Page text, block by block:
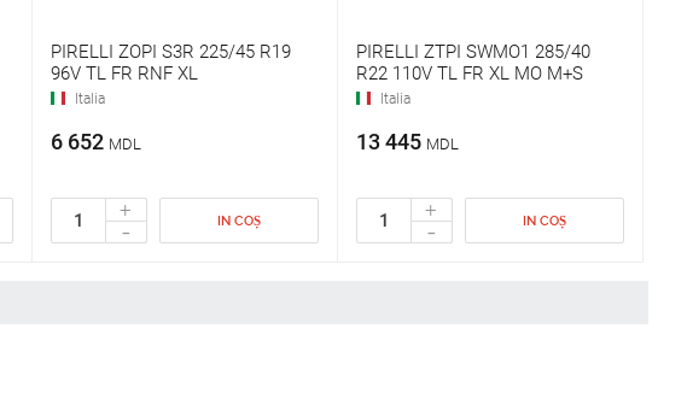
PIRELLI ZOPI S3R 225/45 R19
96V TL FR RNF XL
Italia
6 652 MDL
+
- IN COȘ
PIRELLI ZTPI SWMO1 285/40
R22 110V TL FR XL MO M+S
Italia
13 445 MDL
+
- IN COȘ